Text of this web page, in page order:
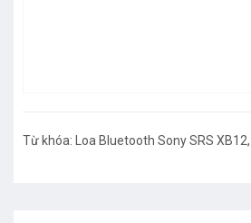
Từ khóa: Loa Bluetooth Sony SRS XB12,